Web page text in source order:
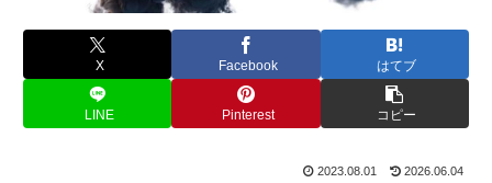
X Facebook はてブ
LINE Pinterest コピー
2023.08.01 2026.06.04